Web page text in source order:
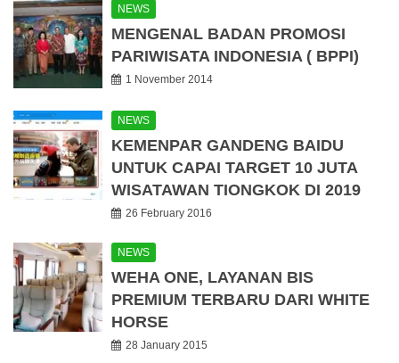
NEWS
MENGENAL BADAN PROMOSI
PARIWISATA INDONESIA ( BPPI)
1 November 2014
NEWS
KEMENPAR GANDENG BAIDU
UNTUK CAPAI TARGET 10 JUTA
WISATAWAN TIONGKOK DI 2019
26 February 2016
NEWS
WEHA ONE, LAYANAN BIS
PREMIUM TERBARU DARI WHITE
HORSE
28 January 2015